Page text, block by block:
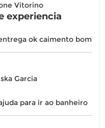
Vitorino
experiencia
ok caimento bom
Garcia
para ir ao banheiro